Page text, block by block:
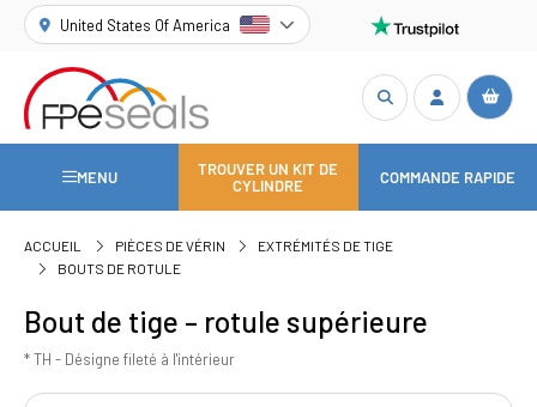
United States Of America
MENU
TROUVER UN KIT DE
CYLINDRE
COMMANDE RAPIDE
ACCUEIL PIÈCES DE VÉRIN
EXTRÉMITÉS DE TIGE
BOUTS DE ROTULE
Bout de tige – rotule supérieure
* TH - Désigne fileté à l'intérieur